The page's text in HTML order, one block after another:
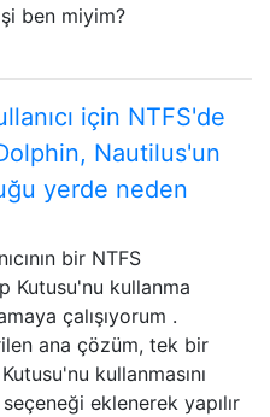
ben miyim?
için NTFS'de
Nautilus'un
yerde neden
bir NTFS
Kutusu'nu kullanma
çalışıyorum .
ana çözüm, tek bir
kullanmasını
eklenerek yapılır